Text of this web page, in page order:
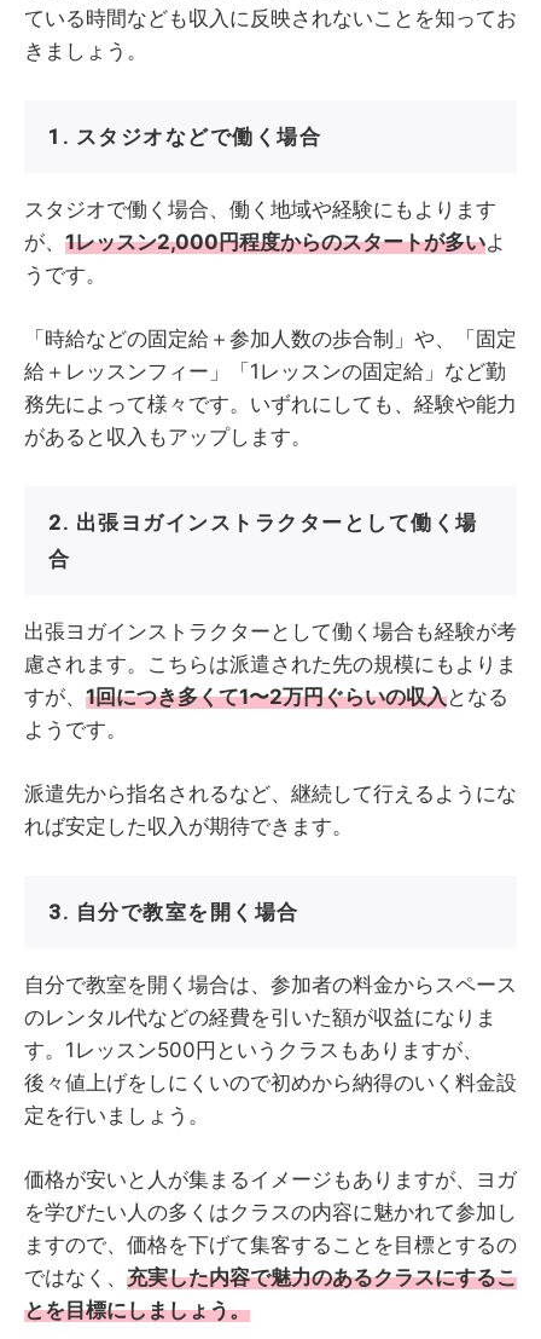
ている時間なども収入に反映されないことを知ってお
きましょう。
1. スタジオなどで働く場合
スタジオで働く場合、働く地域や経験にもよります
が、 1レッスン2,000円程度からのスタートが多いよ
うです。
「時給などの固定給＋参加人数の歩合制」や、「固定
給＋レッスンフィー」「1レッスンの固定給」など勤
務先によって様々です。いずれにしても、経験や能力
があると収入もアップします。
2. 出張ヨガインストラクターとして働く場
合
出張ヨガインストラクターとして働く場合も経験が考
慮されます。こちらは派遣された先の規模にもよりま
すが、 1回につき多くて1〜2万円ぐらいの収入となる
ようです。
派遣先から指名されるなど、継続して行えるようにな
れば安定した収入が期待できます。
3. 自分で教室を開く場合
自分で教室を開く場合は、参加者の料金からスペース
のレンタル代などの経費を引いた額が収益になりま
す。1レッスン500円というクラスもありますが、
後々値上げをしにくいので初めから納得のいく料金設
定を行いましょう。
価格が安いと人が集まるイメージもありますが、ヨガ
を学びたい人の多くはクラスの内容に魅かれて参加し
ますので、価格を下げて集客することを目標とするの
ではなく、 充実した内容で魅力のあるクラスにするこ
とを目標にしましょう。